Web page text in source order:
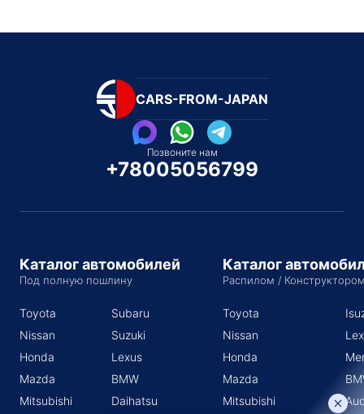
CARS-FROM-JAPAN
Позвоните нам
+78005056799
Каталог автомобилей
Под полную пошлину
Toyota
Nissan
Honda
Mazda
Mitsubishi
Subaru
Suzuki
Lexus
BMW
Daihatsu
Каталог
Распилом /
Toyota
Nissan
Honda
Mazda
Mitsubishi